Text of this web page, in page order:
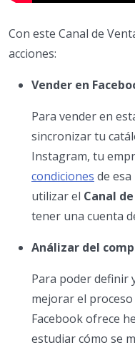
Con este Canal de
acciones:
Vender en
Para vender en
sincronizar tu
Instagram, tu
condiciones de
utilizar el Canal
tener una cuenta
Análizar del
Para poder definir
mejorar el
Facebook ofrece
estudiar cómo se